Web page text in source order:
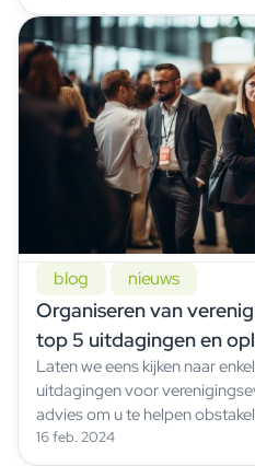
blog nieuws
Organiseren van
top 5 uitdagingen en
Laten we eens kijken naar
uitdagingen voor
advies om u te helpen
16 feb. 2024